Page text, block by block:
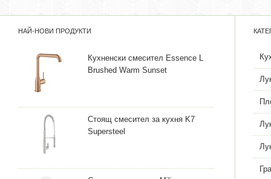
НАЙ-НОВИ ПРОДУКТИ
Кухненски смесител Essence L
Brushed Warm Sunset
Стоящ смесител за кухня K7
Supersteel